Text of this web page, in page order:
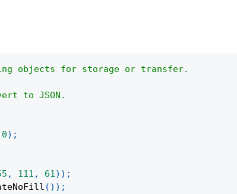
objects for storage or transfer.
to JSON.
0) ;
, 111 , 61) ) ;
( ) ) ;